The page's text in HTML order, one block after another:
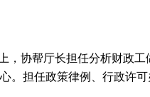
帮厅长担任分析财政工
担任政策律例、行政许